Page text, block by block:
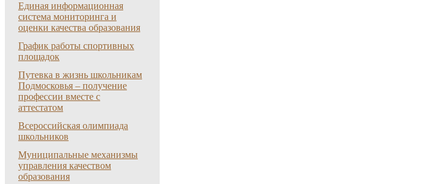
Единая информационная
система мониторинга и
оценки качества образования
График работы спортивных
площадок
Путевка в жизнь школьникам
Подмосковья – получение
профессии вместе с
аттестатом
Всероссийская олимпиада
школьников
Муниципальные механизмы
управления качеством
образования